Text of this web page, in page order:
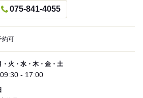
075-841-4055
約可
・火・水・木・金・土
09:30 - 17:00